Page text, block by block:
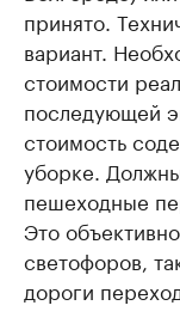
принято.
вариант.
стоимости
последующей
стоимость
уборке.
пешеходные
Это
светофоров,
дороги